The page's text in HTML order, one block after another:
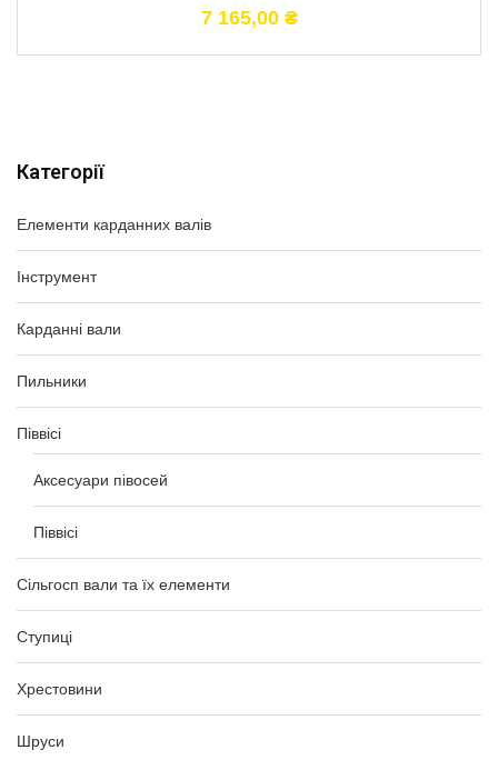
Категорії
Елементи карданних валів
Інструмент
Карданні вали
Пильники
Піввісі
Аксесуари півосей
Піввісі
Сільгосп вали та їх елементи
Ступиці
Хрестовини
Шруси
7 165,00 ₴